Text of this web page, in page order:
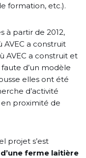
formation, etc.).
à partir de 2012,
a construit
AVEC a construit et
d’un modèle
elles ont été
d’activité
proximité de
projet s’est
ferme laitière